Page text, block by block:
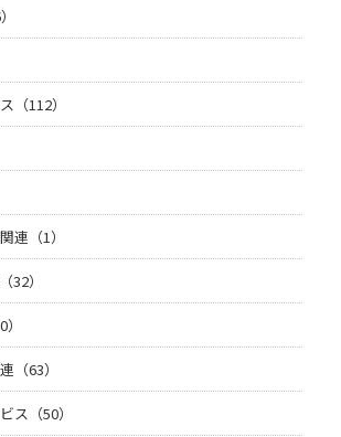
（112）
連（1）
32）
（63）
ス（50）